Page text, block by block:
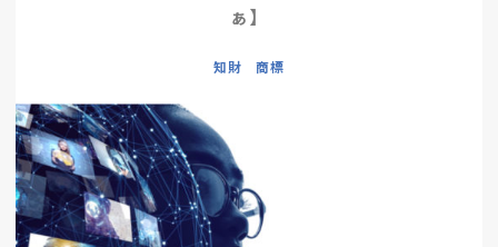
ぁ】
知財 商標